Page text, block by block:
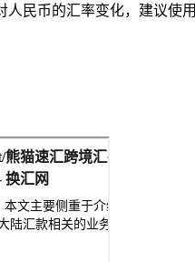
人民币的汇率变化，建议使用